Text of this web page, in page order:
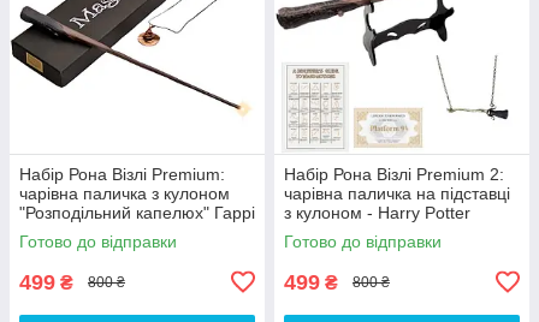
Набір Рона Візлі Premium:
чарівна паличка з кулоном
"Розподільний капелюх" Гаррі
Поттер - Harry Potter Set 6
Готово до відправки
499 ₴ 800 ₴
Набір Рона Візлі Premium 2:
чарівна паличка на підставці
з кулоном - Harry Potter
Готово до відправки
499 ₴ 800 ₴